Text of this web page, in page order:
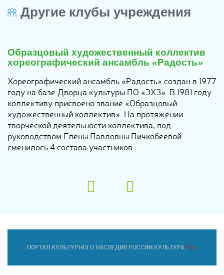
Другие клубы учреждения
Образцовый художественный коллектив
хореографический ансамбль «Радость»
Хореографический ансамбль «Радость» создан в 1977
году на базе Дворца культуры ПО «ЭХЗ». В 1981 году
коллективу присвоено звание «Образцовый
художественный коллектив». На протяжении
творческой деятельности коллектива, под
руководством Елены Павловны Пичкобеевой
сменилось 4 состава участников...
ноября
2017